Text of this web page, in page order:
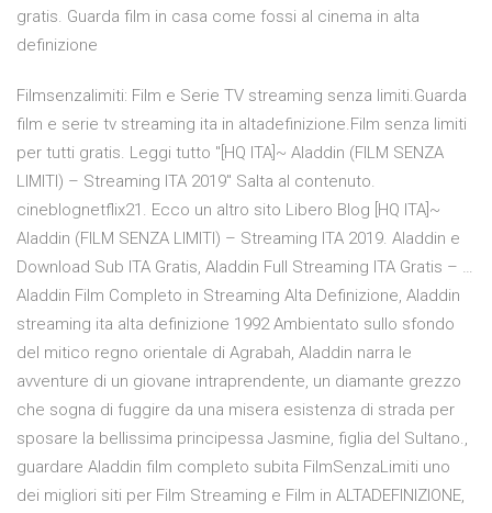
gratis. Guarda film in casa come fossi al cinema in alta
definizione
Filmsenzalimiti: Film e Serie TV streaming senza limiti.Guarda
film e serie tv streaming ita in altadefinizione.Film senza limiti
per tutti gratis. Leggi tutto "[HQ ITA]~ Aladdin (FILM SENZA
LIMITI) – Streaming ITA 2019" Salta al contenuto.
cineblognetflix21. Ecco un altro sito Libero Blog [HQ ITA]~
Aladdin (FILM SENZA LIMITI) – Streaming ITA 2019. Aladdin e
Download Sub ITA Gratis, Aladdin Full Streaming ITA Gratis – …
Aladdin Film Completo in Streaming Alta Definizione, Aladdin
streaming ita alta definizione 1992 Ambientato sullo sfondo
del mitico regno orientale di Agrabah, Aladdin narra le
avventure di un giovane intraprendente, un diamante grezzo
che sogna di fuggire da una misera esistenza di strada per
sposare la bellissima principessa Jasmine, figlia del Sultano.,
guardare Aladdin film completo subita FilmSenzaLimiti uno
dei migliori siti per Film Streaming e Film in ALTADEFINIZIONE,